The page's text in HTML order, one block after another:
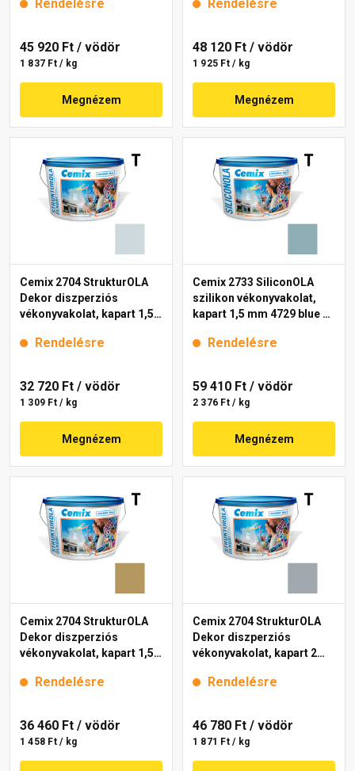
Rendelésre
45 920 Ft / vödör
1 837 Ft / kg
Megnézem
Rendelésre
48 120 Ft / vödör
1 925 Ft / kg
Megnézem
Cemix 2704 StrukturOLA
Dekor diszperziós
vékonyvakolat, kapart 1,5
Rendelésre
32 720 Ft / vödör
1 309 Ft / kg
Megnézem
Cemix 2733 SiliconOLA
szilikon vékonyvakolat,
kapart 1,5 mm 4729 blue 25
Rendelésre
59 410 Ft / vödör
2 376 Ft / kg
Megnézem
Cemix 2704 StrukturOLA
Dekor diszperziós
vékonyvakolat, kapart 1,5
Rendelésre
36 460 Ft / vödör
1 458 Ft / kg
Cemix 2704 StrukturOLA
Dekor diszperziós
vékonyvakolat, kapart 2
Rendelésre
46 780 Ft / vödör
1 871 Ft / kg